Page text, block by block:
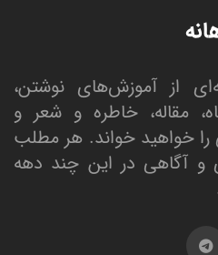
از آموزش‌های نوشتن،
مقاله، خاطره و شعر و
خواهید خواند. هر مطلب
و آگاهی در این چند دهه